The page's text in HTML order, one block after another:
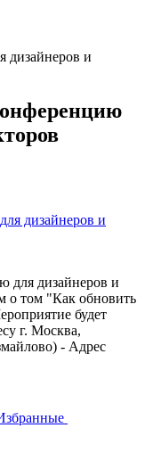
дизайнеров и
для дизайнеров и
о том "Как обновить
будет
г. Москва,
- Адрес